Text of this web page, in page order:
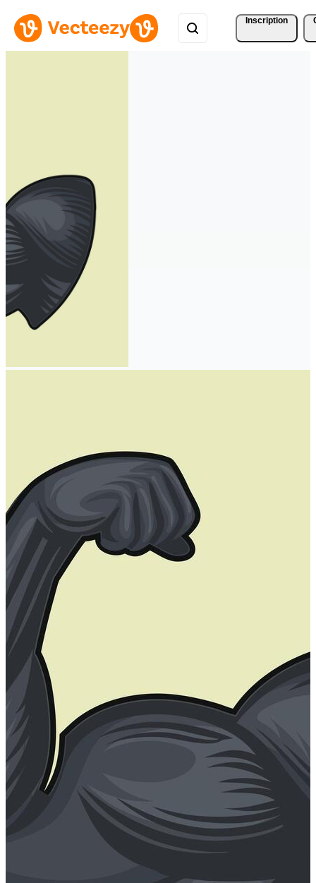
Inscription